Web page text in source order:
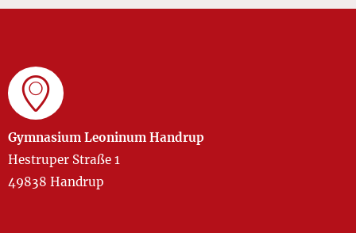
Gymnasium Leoninum Handrup
Hestruper Straße 1
49838 Handrup